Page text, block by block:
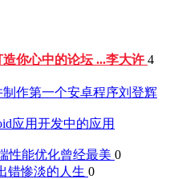
造你心中的论坛 ...李大许 4
作第一个安卓程序刘登辉
应用开发中的应用
性能优化曾经最美 0
错惨淡的人生 0